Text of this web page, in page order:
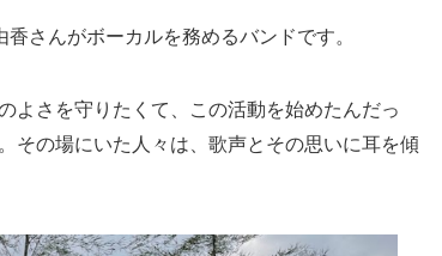
さんがボーカルを務めるバンドです。
よさを守りたくて、この活動を始めたんだっ
その場にいた人々は、歌声とその思いに耳を傾